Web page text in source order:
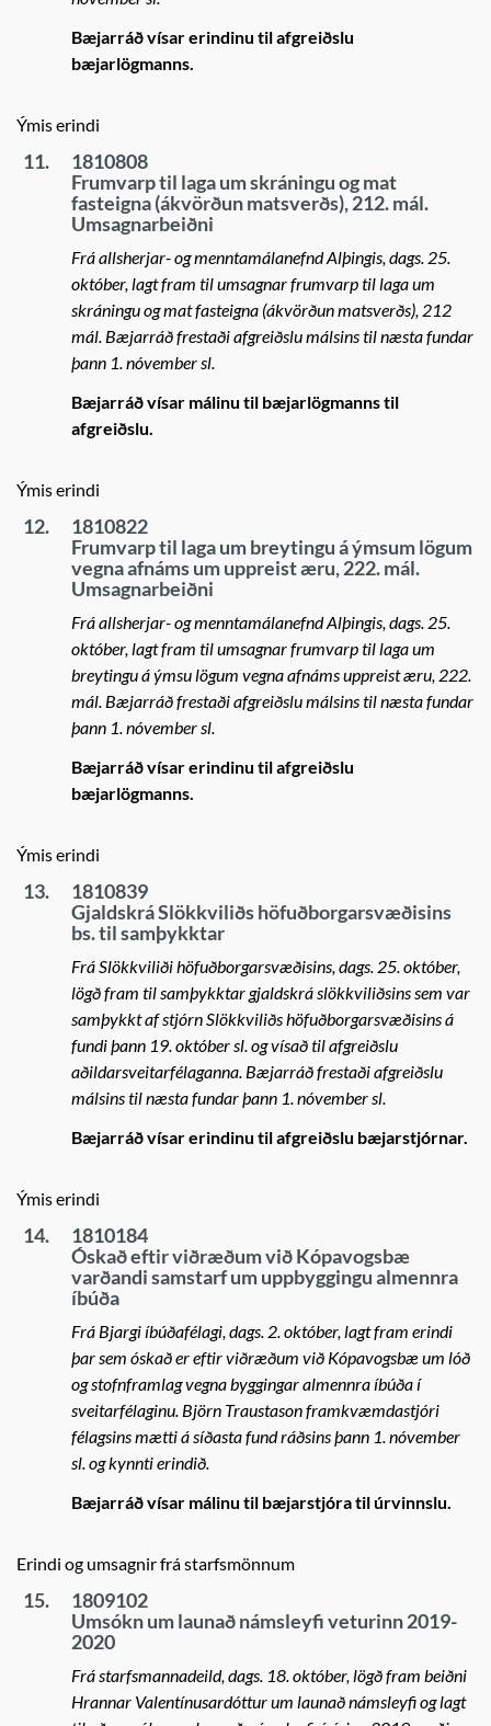
Bæjarráð vísar erindinu til afgreiðslu
bæjarlögmanns.
Ýmis erindi
11.
1810808
Frumvarp til laga um skráningu og mat
fasteigna (ákvörðun matsverðs), 212. mál.
Umsagnarbeiðni
Frá allsherjar- og menntamálanefnd Alþingis, dags. 25.
október, lagt fram til umsagnar frumvarp til laga um
skráningu og mat fasteigna (ákvörðun matsverðs), 212
mál. Bæjarráð frestaði afgreiðslu málsins til næsta fundar
þann 1. nóvember sl.
Bæjarráð vísar málinu til bæjarlögmanns til
afgreiðslu.
Ýmis erindi
12.
1810822
Frumvarp til laga um breytingu á ýmsum lögum
vegna afnáms um uppreist æru, 222. mál.
Umsagnarbeiðni
Frá allsherjar- og menntamálanefnd Alþingis, dags. 25.
október, lagt fram til umsagnar frumvarp til laga um
breytingu á ýmsu lögum vegna afnáms uppreist æru, 222.
mál. Bæjarráð frestaði afgreiðslu málsins til næsta fundar
þann 1. nóvember sl.
Bæjarráð vísar erindinu til afgreiðslu
bæjarlögmanns.
Ýmis erindi
13.
1810839
Gjaldskrá Slökkviliðs höfuðborgarsvæðisins
bs. til samþykktar
Frá Slökkviliði höfuðborgarsvæðisins, dags. 25. október,
lögð fram til samþykktar gjaldskrá slökkviliðsins sem var
samþykkt af stjórn Slökkviliðs höfuðborgarsvæðisins á
fundi þann 19. október sl. og vísað til afgreiðslu
aðildarsveitarfélaganna. Bæjarráð frestaði afgreiðslu
málsins til næsta fundar þann 1. nóvember sl.
Bæjarráð vísar erindinu til afgreiðslu bæjarstjórnar.
Ýmis erindi
14.
1810184
Óskað eftir viðræðum við Kópavogsbæ
varðandi samstarf um uppbyggingu almennra
íbúða
Frá Bjargi íbúðafélagi, dags. 2. október, lagt fram erindi
þar sem óskað er eftir viðræðum við Kópavogsbæ um lóð
og stofnframlag vegna byggingar almennra íbúða í
sveitarfélaginu. Björn Traustason framkvæmdastjóri
félagsins mætti á síðasta fund ráðsins þann 1. nóvember
sl. og kynnti erindið.
Bæjarráð vísar málinu til bæjarstjóra til úrvinnslu.
Erindi og umsagnir frá starfsmönnum
15.
1809102
Umsókn um launað námsleyfi veturinn 2019-
2020
Frá starfsmannadeild, dags. 18. október, lögð fram beiðni
Hrannar Valentínusardóttur um launað námsleyfi og lagt